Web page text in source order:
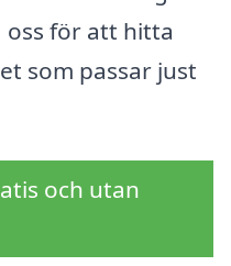
oss för att hitta
som passar just
och utan